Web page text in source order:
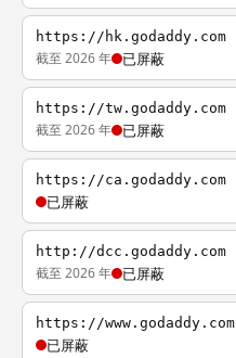
https://hk.godaddy.com
截至 2026 年 已屏蔽
https://tw.godaddy.com
截至 2026 年 已屏蔽
https://ca.godaddy.com
已屏蔽
http://dcc.godaddy.com
截至 2026 年 已屏蔽
https://www.godaddy.com
已屏蔽